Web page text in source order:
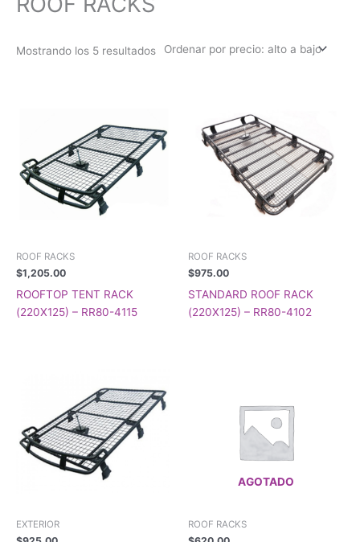
Mostrando los 5 resultados
ROOF RACKS
$1,205.00
ROOFTOP TENT RACK
(220X125) – RR80-4115
ROOF RACKS
$975.00
STANDARD ROOF RACK
(220X125) – RR80-4102
EXTERIOR
AGOTADO
ROOF RACKS